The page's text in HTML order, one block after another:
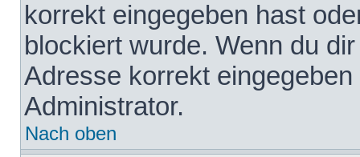
korrekt eingegeben hast
blockiert wurde. Wenn du
Adresse korrekt
Administrator.
Nach oben